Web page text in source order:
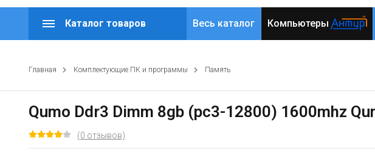
Каталог товаров Весь каталог Компьютеры
Главная Комплектующие ПК и программы Память
Qumo Ddr3 Dimm 8gb (pc3-12800) 1600mhz
(0 отзывов)